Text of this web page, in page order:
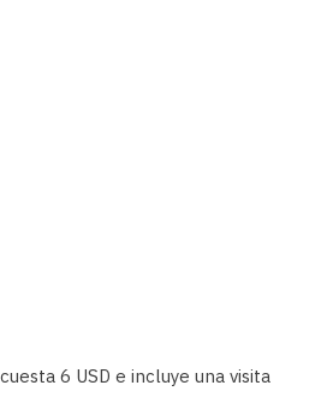
6 USD e incluye una visita